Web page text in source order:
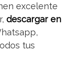
excelente
descargar en
tus